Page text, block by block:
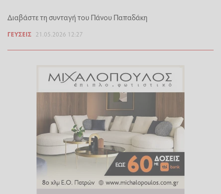
Διαβάστε τη συνταγή του Πάνου Παπαδάκη
ΓΕΎΣΕΙΣ 21.05.2026 12:27